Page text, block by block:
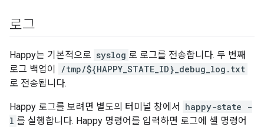
로그
Happy는 기본적으로 syslog 로 로그를 전송합니다. 두 번째
로그 백업이
/tmp/${HAPPY_STATE_ID}_debug_log.txt
로 전송됩니다.
Happy 로그를 보려면 별도의 터미널 창에서
happy-state -
l 를 실행합니다. Happy 명령어를 입력하면 로그에 셸 명령어